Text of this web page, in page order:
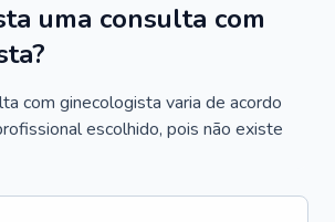
uma consulta com
com ginecologista varia de acordo
escolhido, pois não existe